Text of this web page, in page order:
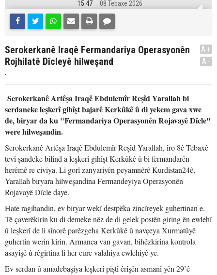
15:47 08 Tebaxe 2026
Serokerkanê Iraqê Fermandariya Operasyonên
Rojhilatê Dîcleyê hilweşand
.
A+
A-
Serokerkanê Artêşa Iraqê Ebdulemîr Reşîd Yarallah bi
serdaneke leşkerî gihîşt bajarê Kerkûkê û di yekem gava xwe
de, biryar da ku "Fermandariya Operasyonên Rojavayê Dîcle"
were hilweşandin.
Serokerkanê Artêşa Iraqê Ebdulemîr Reşîd Yarallah, îro 8ê Tebaxê
tevî şandeke bilind a leşkerî gihîşt Kerkûkê û bi fermandarên
herêmê re civiya. Li gorî zanyariyên peyamnêrê Kurdistan24ê,
Yarallah biryara hilweşandina Fermandeyiya Operasyonên
Rojavayê Dîcle daye.
Hate ragihandin, ev biryar wekî destpêka zincîreyek guhertinan e.
Tê çaverêkirin ku di demeke nêz de di gelek postên giring ên ewlehî
û leşkerî de li sînorê parêzgeha Kerkûkê û navçeya Xurmatûyê
guhertin werin kirin. Armanca van gavan, bihêzkirina kontrola
asayîşê û rêgirtina li her cure valahiya ewlehiyê ye.
Ev serdan û amadebaşiya leşkerî piştî êrîşên asmanî yên 29’ê